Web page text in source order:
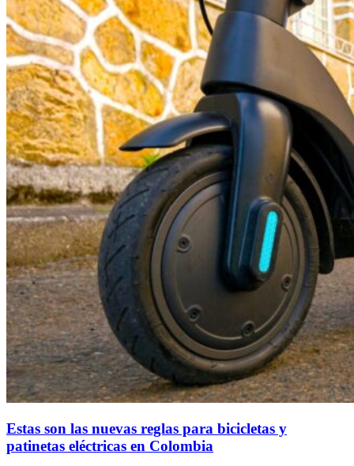
Estas son las nuevas reglas para bicicletas y
patinetas eléctricas en Colombia